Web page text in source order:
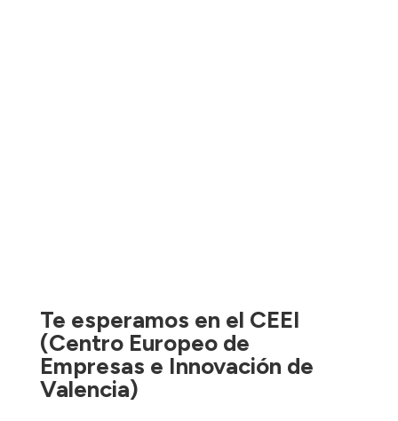
Te esperamos en el CEEI
(Centro Europeo de
Empresas e Innovación de
Valencia)